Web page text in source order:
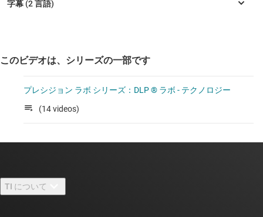
このビデオは、シリーズの一部です
プレシジョン ラボ シリーズ：DLP ® ラボ - テクノロジー
(14 videos)
TI について